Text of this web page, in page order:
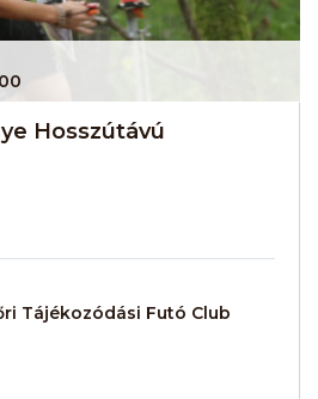
Hosszútávú
Tájékozódási Futó Club